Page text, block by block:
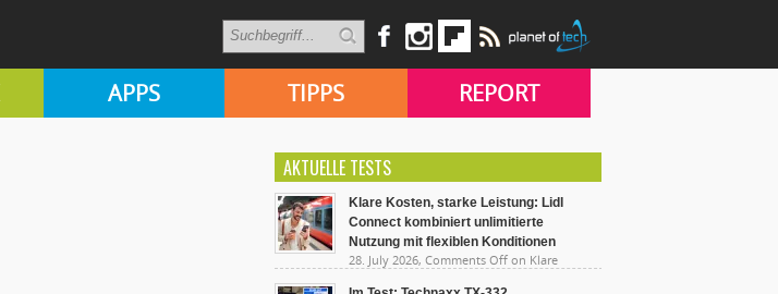
APPS TIPPS REPORT
AKTUELLE TESTS
Klare Kosten, starke Leistung: Lidl
Connect kombiniert unlimitierte
Nutzung mit flexiblen Konditionen
28. July 2026, Comments Off on Klare